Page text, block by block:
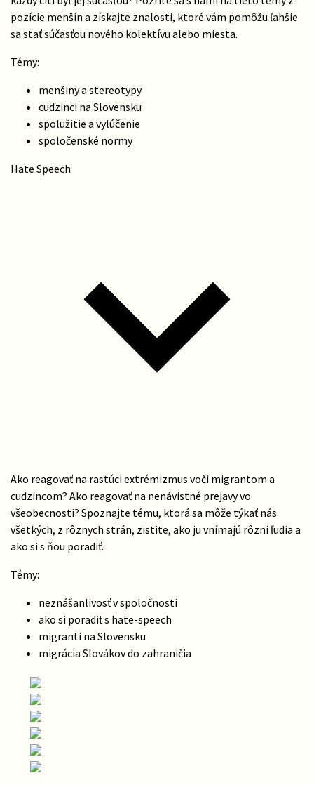
pozície menšín a získajte znalosti, ktoré vám pomôžu ľahšie
sa stať súčasťou nového kolektívu alebo miesta.
Témy:
menšiny a stereotypy
cudzinci na Slovensku
spolužitie a vylúčenie
spoločenské normy
Hate Speech
Ako reagovať na rastúci extrémizmus voči migrantom a
cudzincom? Ako reagovať na nenávistné prejavy vo
všeobecnosti? Spoznajte tému, ktorá sa môže týkať nás
všetkých, z rôznych strán, zistite, ako ju vnímajú rôzni ľudia a
ako si s ňou poradiť.
Témy:
neznášanlivosť v spoločnosti
ako si poradiť s hate-speech
migranti na Slovensku
migrácia Slovákov do zahraničia